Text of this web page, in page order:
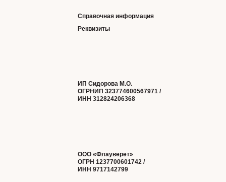
Справочная информация
Реквизиты
ООО «Флауверет»
ОГРН 1237700601742 /
ИНН 9717142799
ИП Сидорова М.О.
ОГРНИП 323774600567971 /
ИНН 312824206368